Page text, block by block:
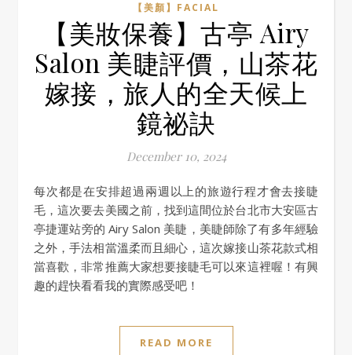
【美顏】FACIAL
【美妝保養】古亭 Airy
Salon 美睫評價，山茶花
嫁接，旅人的全天候上
鏡祕訣
December 10, 2024
每次都是在安排超過兩週以上的旅遊行程才會去接睫
毛，這次要去美國之前，找到這間位於台北市大安區古
亭捷運站旁的 Airy Salon 美睫，美睫師除了有多年經驗
之外，手法相當溫柔而且細心，這次嫁接山茶花款式相
當喜歡，非常推薦大家想要接睫毛可以來這裡喔！有興
趣的趕快看看我的實際感受吧！
READ MORE